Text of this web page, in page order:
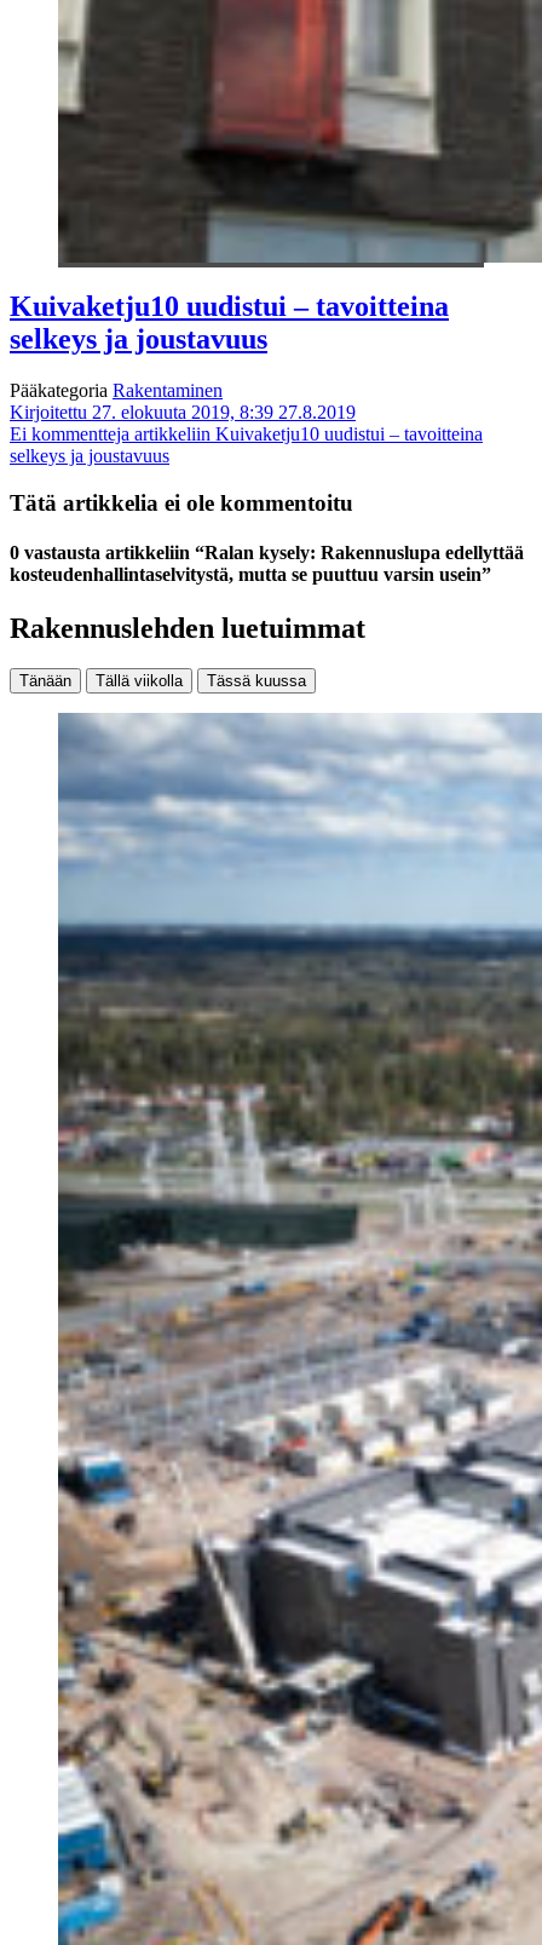
Kuivaketju10 uudistui – tavoitteina
selkeys ja joustavuus
Pääkategoria Rakentaminen
Kirjoitettu 27. elokuuta 2019, 8:39 27.8.2019
Ei kommentteja artikkeliin Kuivaketju10 uudistui – tavoitteina
selkeys ja joustavuus
Tätä artikkelia ei ole kommentoitu
0 vastausta artikkeliin “Ralan kysely: Rakennuslupa edellyttää
kosteudenhallintaselvitystä, mutta se puuttuu varsin usein”
Rakennuslehden luetuimmat
Tänään Tällä viikolla Tässä kuussa